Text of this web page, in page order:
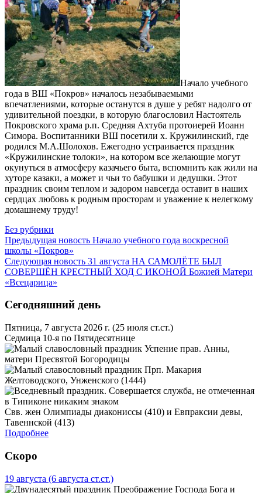
Начало учебного
года в ВШ «Покров» началось незабываемыми
впечатлениями, которые останутся в душе у ребят надолго от
удивительной поездки, в которую благословил Настоятель
Покровского храма р.п. Средняя Ахтуба протоиерей Иоанн
Симора. Воспитанники ВШ посетили х. Кружилинский, где
родился М.А.Шолохов. Ежегодно устраивается праздник
«Кружилинские толоки», на котором все желающие могут
окунуться в атмосферу казачьего быта, вспомнить как жили на
хуторе казаки, а может и чьи то бабушки и дедушки. Этот
праздник своим теплом и задором навсегда оставит в наших
сердцах любовь к родным просторам и уважение к нелегкому
домашнему труду!
Без рубрики
Предыдущая новость Начало учебного года воскресной
школы «Покров»
Следующая новость 31 августа НА САМОЛЁТЕ БЫЛ
СОВЕРШЁН КРЕСТНЫЙ ХОД С ИКОНОЙ Божией Матери
«Всецарица»
Сегодняшний день
Пятница, 7 августа 2026 г. (25 июля ст.ст.)
Седмица 10-я по Пятидесятнице
Успение прав. Анны,
матери Пресвятой Богородицы
Прп. Макария
Желтоводского, Унженского (1444)
Свв. жен Олимпиады диакониссы (410) и Евпраксии девы,
Тавеннской (413)
Подробнее
Скоро
19 августа (6 августа ст.ст.)
Преображение Господа Бога и